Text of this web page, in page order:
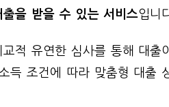
을 받을 수 있는 서비스입니
적 유연한 심사를 통해 대
득 조건에 따라 맞춤형 대출